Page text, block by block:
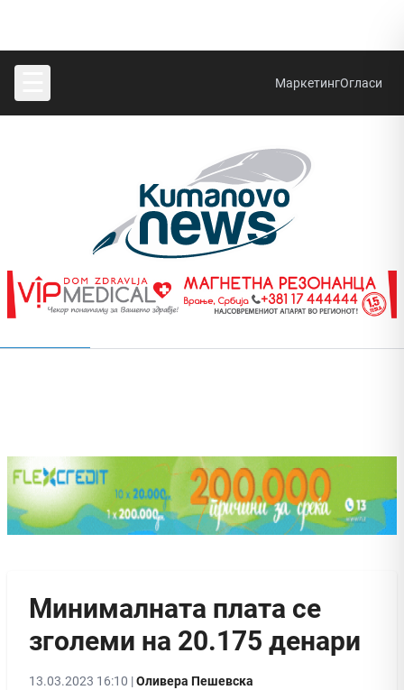
МаркетингОгласи
Минималната плата се
зголеми на 20.175 денари
13.03.2023 16:10 |Оливера Пешевска